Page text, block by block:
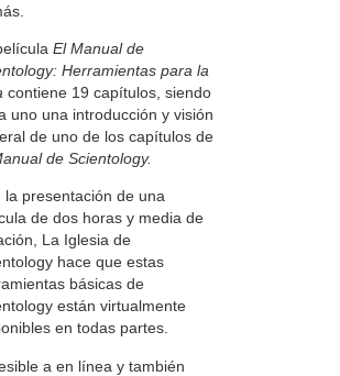
El Manual de
Herramientas para la
contiene 19 capítulos, siendo
uno una introducción y visión
de uno de los capítulos de
de Scientology.
la presentación de una
de dos horas y media de
La Iglesia de
hace que estas
básicas de
están virtualmente
en todas partes.
a en línea y también